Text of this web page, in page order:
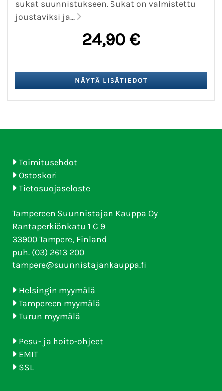
sukat suunnistukseen. Sukat on valmistettu
joustaviksi ja...
24,90 €
Toimitusehdot
Ostoskori
Tietosuojaseloste
Tampereen Suunnistajan Kauppa Oy
Rantaperkiönkatu 1 C 9
33900 Tampere, Finland
puh. (03) 2613 200
tampere@suunnistajankauppa.fi
Helsingin myymälä
Tampereen myymälä
Turun myymälä
Pesu- ja hoito-ohjeet
EMIT
SSL